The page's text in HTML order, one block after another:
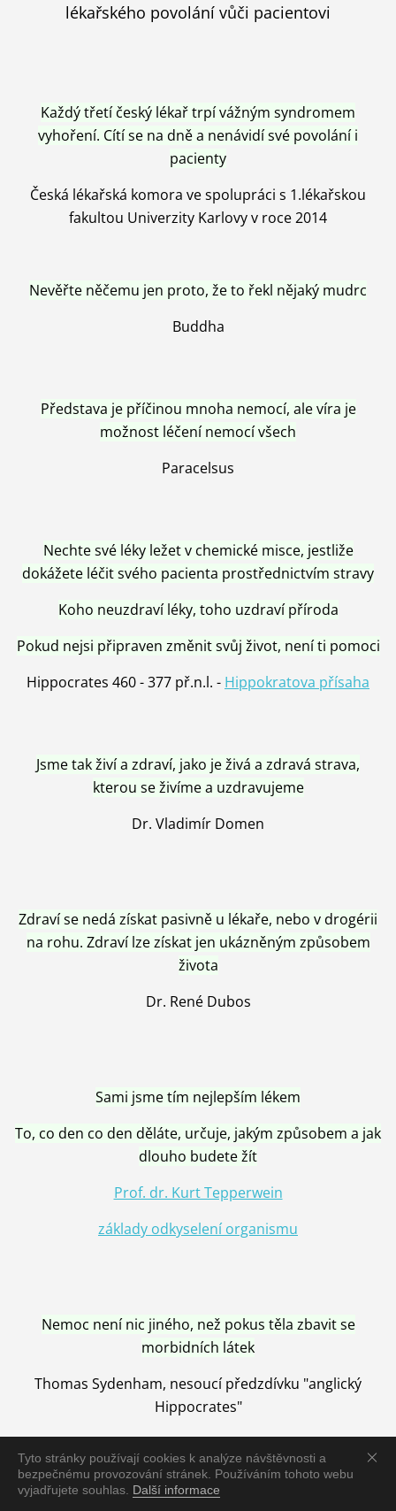
Tyto stránky používají cookies k analýze návštěvnosti a
bezpečnému provozování stránek. Používáním tohoto webu
vyjadřujete souhlas. Další informace
lékařského povolání vůči pacientovi
Každý třetí český lékař trpí vážným syndromem
vyhoření. Cítí se na dně a nenávidí své povolání i
pacienty
Česká lékařská komora ve spolupráci s 1.lékařskou
fakultou Univerzity Karlovy v roce 2014
Nevěřte něčemu jen proto, že to řekl nějaký mudrc
Buddha
Představa je příčinou mnoha nemocí, ale víra je
možnost léčení nemocí všech
Paracelsus
Nechte své léky ležet v chemické misce, jestliže
dokážete léčit svého pacienta prostřednictvím stravy
Koho neuzdraví léky, toho uzdraví příroda
Pokud nejsi připraven změnit svůj život, není ti pomoci
Hippocrates 460 - 377 př.n.l. - Hippokratova přísaha
Jsme tak živí a zdraví, jako je živá a zdravá strava,
kterou se živíme a uzdravujeme
Dr. Vladimír Domen
Zdraví se nedá získat pasivně u lékaře, nebo v drogérii
na rohu. Zdraví lze získat jen ukázněným způsobem
života
Dr. René Dubos
Sami jsme tím nejlepším lékem
To, co den co den děláte, určuje, jakým způsobem a jak
dlouho budete žít
Prof. dr. Kurt Tepperwein
základy odkyselení organismu
Nemoc není nic jiného, než pokus těla zbavit se
morbidních látek
Thomas Sydenham, nesoucí předzdívku "anglický
Hippocrates"
Nemoc je vyléčena jen pomocí Přírody, neutralizací a